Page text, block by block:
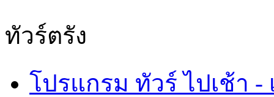
ทัวร์ตรัง
โปรแกรม ทัวร์ ไปเช้า -